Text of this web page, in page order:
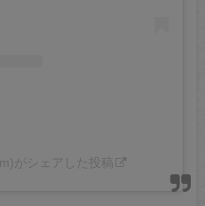
がシェアした投稿